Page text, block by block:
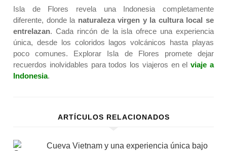
Isla de Flores revela una Indonesia completamente
diferente, donde la naturaleza virgen y la cultura local se
entrelazan. Cada rincón de la isla ofrece una experiencia
única, desde los coloridos lagos volcánicos hasta playas
poco comunes. Explorar Isla de Flores promete dejar
recuerdos inolvidables para todos los viajeros en elviaje a
Indonesia.
ARTÍCULOS RELACIONADOS
Cueva Vietnam y una experiencia única bajo